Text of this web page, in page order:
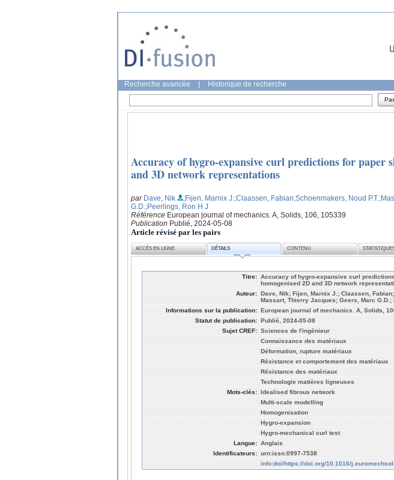
Recherche avancée Historique de recherche
Accuracy of hygro-expansive curl predictions for paper
and 3D network representations
par Dave, Nik ;Fijen, Marnix J. ;Claassen, Fabian;Schoenmakers, Noud P.T.
G.D. ;Peerlings, Ron H J
Référence European journal of mechanics. A, Solids, 106, 105339
Publication Publié, 2024-05-08
Article révisé par les pairs
ACCÈS EN LIGNE DÉTAILS CONTENU
Titre: Accuracy of hygro-expansive curl
homogenised 2D and 3D network
Auteur: Dave, Nik; Fijen, Marnix J.; Claassen,
Massart, Thierry Jacques; Geers, Marc G.D.;
Informations sur la publication: European journal of mechanics. A, Solids,
Statut de publication: Publié, 2024-05-08
Sujet CREF: Sciences de l'ingénieur
Connaissance des matériaux
Déformation, rupture matériaux
Résistance et comportement des matériaux
Résistance des matériaux
Technologie matières ligneuses
Mots-clés: Idealised fibrous network
Multi-scale modelling
Homogenisation
Hygro-expansion
Hygro-mechanical curl test
Langue: Anglais
Identificateurs: urn:issn:0997-7538
info:doi/https://doi.org/10.1016/